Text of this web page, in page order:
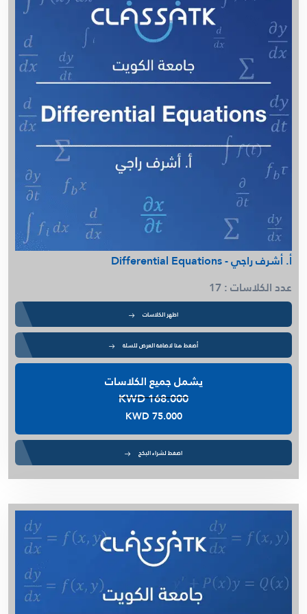
م. ميساء - Air and Water
أ. سالم الشمري - Anatomy العلوم الحياتية
أ. سالم الشمري - Microbiology كلية العلوم الحياتية
م. عمرو يونس - Microeconomics (ECON 120)
م. عمرو يونس - Macroeconomics (ECON 140)
م. ميساء - Physical Chemistry (Dr. Iyad)
د. صلاح الفضلي - Python
م. ميساء - Polymer Chemistry
م. ميساء - Separation Process
أ. سالم الشمري - Biochemistry كلية العلوم الحياتية
أ. سالم الشمري - Food Chemistry كلية العلوم الحياتية
أ. أشرف راجي - Differential Equations
عدد الكلاسات : 17
اظهر الكلاسات
أضغط هنا لاضافة العرض للسلة
يشمل جميع الكلاسات
KWD 168.000
KWD 75.000
اضغط لشراء البكج